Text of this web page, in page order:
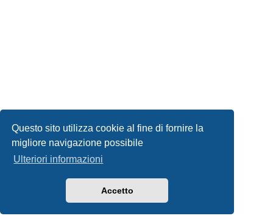
Questo sito utilizza cookie al fine di fornire la
migliore navigazione possibile
Ulteriori informazioni
Accetto